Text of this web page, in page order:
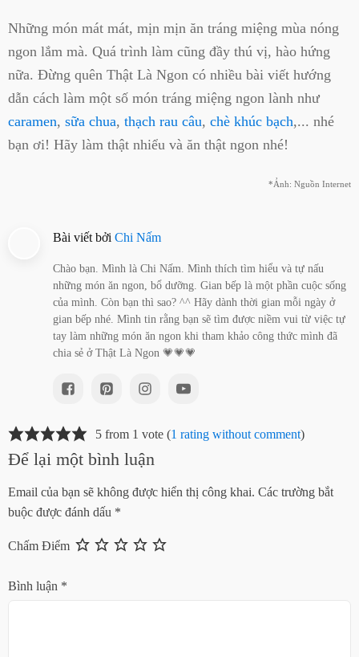
Những món mát mát, mịn mịn ăn tráng miệng mùa nóng
ngon lắm mà. Quá trình làm cũng đầy thú vị, hào hứng
nữa. Đừng quên Thật Là Ngon có nhiều bài viết hướng
dẫn cách làm một số món tráng miệng ngon lành như
caramen, sữa chua, thạch rau câu, chè khúc bạch,... nhé
bạn ơi! Hãy làm thật nhiểu và ăn thật ngon nhé!
*Ảnh: Nguồn Internet
Bài viết bởi Chi Nấm
Chào bạn. Mình là Chi Nấm. Mình thích tìm hiểu và tự nấu
những món ăn ngon, bổ dưỡng. Gian bếp là một phần cuộc sống
của mình. Còn bạn thì sao? ^^ Hãy dành thời gian mỗi ngày ở
gian bếp nhé. Mình tin rằng bạn sẽ tìm được niềm vui từ việc tự
tay làm những món ăn ngon khi tham khảo công thức mình đã
chia sẻ ở Thật Là Ngon 💗💗💗
5 from 1 vote (1 rating without comment)
Để lại một bình luận
Email của bạn sẽ không được hiển thị công khai. Các trường bắt
buộc được đánh dấu *
Chấm Điểm
Bình luận *